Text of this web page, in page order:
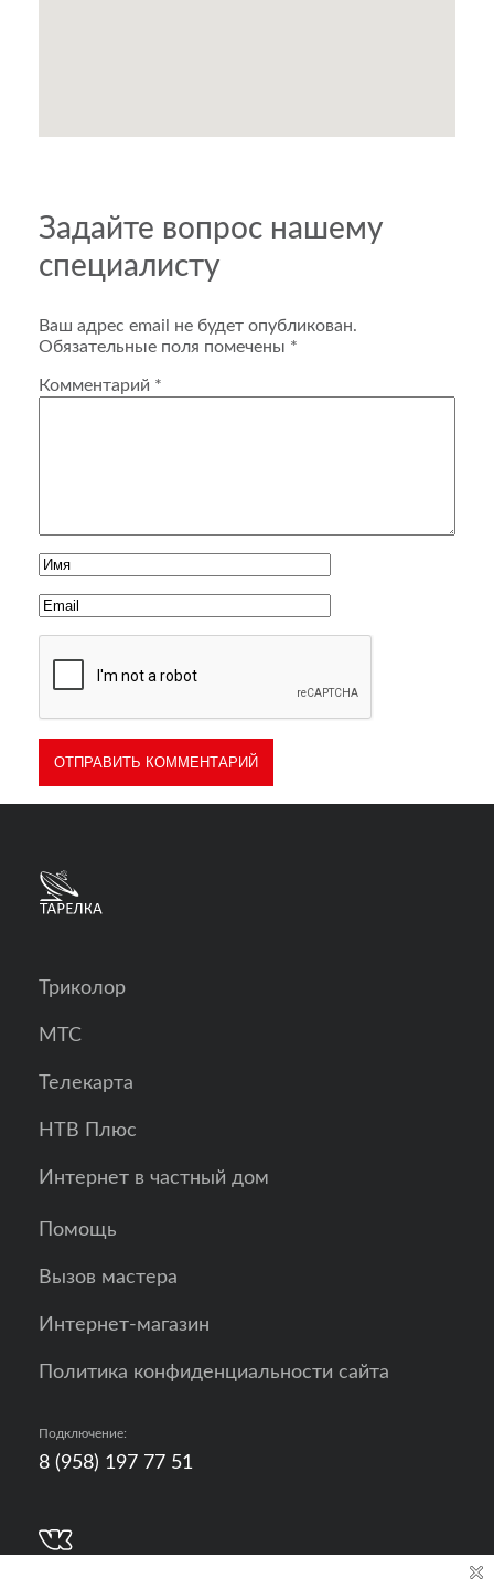
Задайте вопрос нашему
специалисту
Ваш адрес email не будет опубликован.
Обязательные поля помечены *
Комментарий *
Триколор
МТС
Телекарта
НТВ Плюс
Интернет в частный дом
Помощь
Вызов мастера
Интернет-магазин
Политика конфиденциальности сайта
Подключение:
8 (958) 197 77 51